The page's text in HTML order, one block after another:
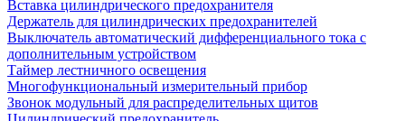
Вставка цилиндрического предохранителя
Держатель для цилиндрических предохранителей
Выключатель автоматический дифференциального тока с
дополнительным устройством
Таймер лестничного освещения
Многофункциональный измерительный прибор
Звонок модульный для распределительных щитов